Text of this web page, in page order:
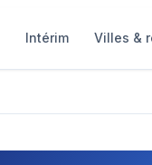
Intérim Villes &